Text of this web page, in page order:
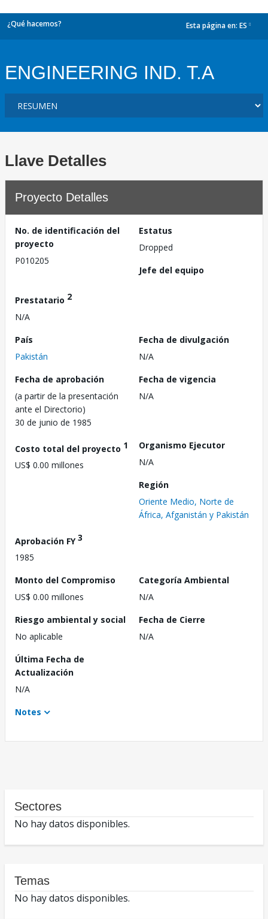
¿Qué hacemos? Esta página en: ES
ENGINEERING IND. T.A
Llave Detalles
Proyecto Detalles
No. de identificación del
proyecto
P010205
Estatus
Dropped
Jefe del equipo
Prestatario 2
N/A
País
Pakistán
Fecha de divulgación
N/A
Fecha de aprobación
(a partir de la presentación
ante el Directorio)
30 de junio de 1985
Fecha de vigencia
N/A
Costo total del proyecto 1
US$ 0.00 millones
Organismo Ejecutor
N/A
Región
Oriente Medio, Norte de
África, Afganistán y Pakistán
Aprobación FY3
1985
Monto del Compromiso
US$ 0.00 millones
Categoría Ambiental
N/A
Riesgo ambiental y social
No aplicable
Fecha de Cierre
N/A
Última Fecha de
Actualización
N/A
Notes
Sectores
No hay datos disponibles.
Temas
No hay datos disponibles.